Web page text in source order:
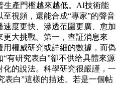
生產門檻越來越低。AI技術能
視頻，還能合成“專家”的聲音
度更快、滲透范圍更廣、愈加
大挑戰。第一，查証消息來
權威研究或詳細的數據，而偽
有研究表白”卻不供给具體來源
的說法。科學研究很嚴謹，一
表白”這樣的描述。若是一個帖